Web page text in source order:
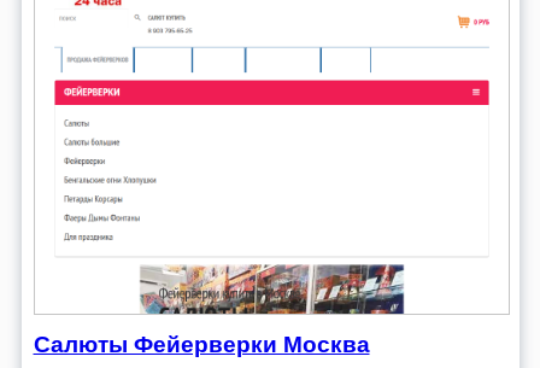
Салюты Фейерверки Москва